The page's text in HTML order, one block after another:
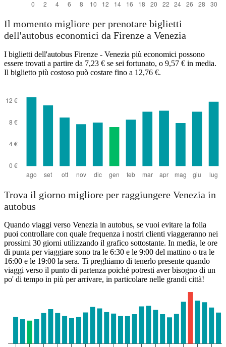
Il momento migliore per prenotare biglietti
dell'autobus economici da Firenze a Venezia
I biglietti dell'autobus Firenze - Venezia più economici possono
essere trovati a partire da 7,23 € se sei fortunato, o 9,57 € in media.
Il biglietto più costoso può costare fino a 12,76 €.
Trova il giorno migliore per raggiungere Venezia in
autobus
Quando viaggi verso Venezia in autobus, se vuoi evitare la folla
puoi controllare con quale frequenza i nostri clienti viaggeranno nei
prossimi 30 giorni utilizzando il grafico sottostante. In media, le ore
di punta per viaggiare sono tra le 6:30 e le 9:00 del mattino o tra le
16:00 e le 19:00 la sera. Ti preghiamo di tenerlo presente quando
viaggi verso il punto di partenza poiché potresti aver bisogno di un
po' di tempo in più per arrivare, in particolare nelle grandi città!